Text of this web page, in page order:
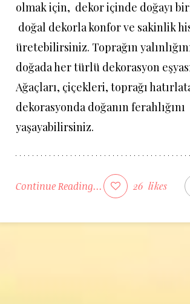
olmak için, dekor içinde doğayı
doğal dekorla konfor ve sakinlik
üretebilirsiniz. Toprağın
doğada her türlü dekorasyon
Ağaçları, çiçekleri, toprağı
dekorasyonda doğanın ferahlığını
yaşayabilirsiniz.
Continue Reading... 26 likes